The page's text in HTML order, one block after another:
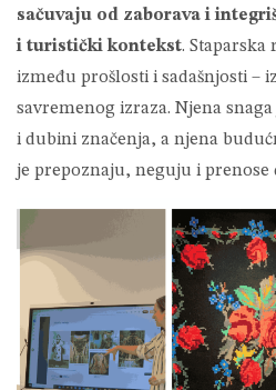
sačuvaju od zaborava i
i turistički kontekst. Staparska
između prošlosti i sadašnjosti –
savremenog izraza. Njena
i dubini značenja, a njena
je prepoznaju, neguju i prenose